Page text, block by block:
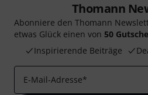
Thomann
Abonniere den Thomann
etwas Glück einen von 50
Inspirierende Beiträge
E-Mail-Adresse*